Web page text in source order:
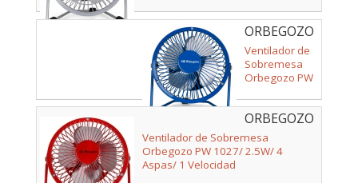
ORBEGOZO
- 17937
Ventilador de
Sobremesa
Orbegozo PW
Aspas/ 1
Velocidad
ORBEGOZO
- 18082 OR
Ventilador de Sobremesa
Orbegozo PW 1027/ 2.5W/ 4
Aspas/ 1 Velocidad